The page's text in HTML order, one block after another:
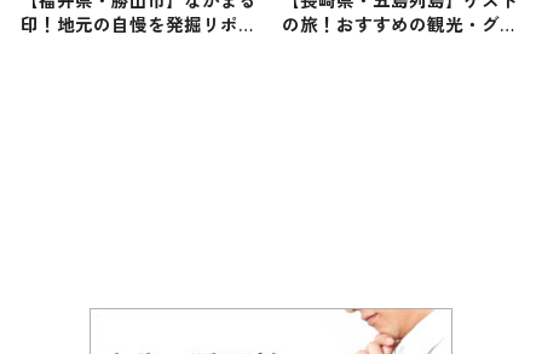
印！地元の自慢を発掘リポー
の旅！おすすめの観光・グル